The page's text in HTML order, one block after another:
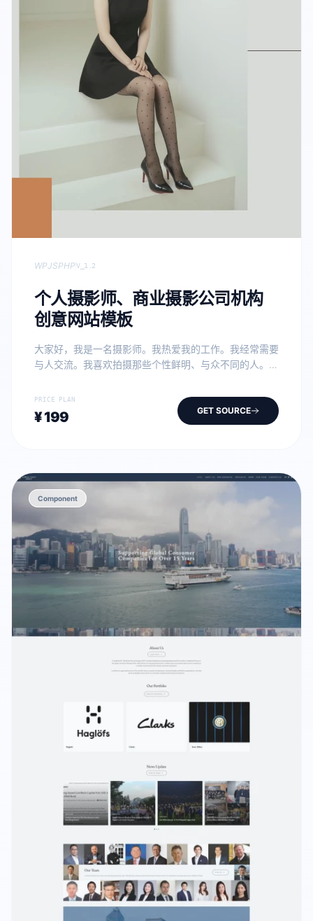
WPJSPHPV_1.2
个人摄影师、商业摄影公司机构
创意网站模板
大家好，我是一名摄影师。我热爱我的工作。我经常需要
与人交流。我喜欢拍摄那些个性鲜明、与众不同的人。
定义组件、PHP 核心逻辑及数字品牌 IP 模板，为开发者
提供开箱即用的工业级方案。
PRICE PLAN
¥ 199 GET SOURCE
Component